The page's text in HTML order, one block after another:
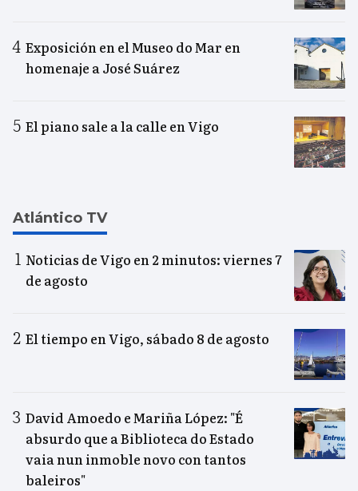
Exposición en el Museo do Mar en
homenaje a José Suárez
El piano sale a la calle en Vigo
Atlántico TV
Noticias de Vigo en 2 minutos: viernes 7
de agosto
El tiempo en Vigo, sábado 8 de agosto
David Amoedo e Mariña López: "É
absurdo que a Biblioteca do Estado
vaia nun inmoble novo con tantos
baleiros"